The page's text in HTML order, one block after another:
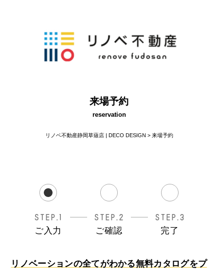
来場予約
reservation
リノベ不動産静岡草薙店 | DECO DESIGN > 来場予約
STEP.1
ご入力
STEP.2
ご確認
STEP.3
完了
リノベーションの全てがわかる無料カタログをプ